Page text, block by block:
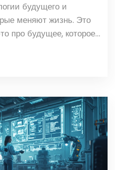
будущего и
меняют жизнь. Это
про будущее, которое